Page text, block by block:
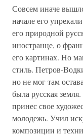
Совсем иначе
начале его
его природной
иностранце, о
его картинах. Но
стиль. Петров-
но не мог там
была русская
принес свое
молодежь. Учил
композиции и